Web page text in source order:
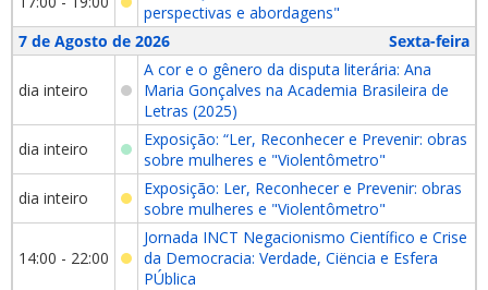
perspectivas e abordagens"
7 de Agosto de 2026
Sexta-feira
dia inteiro
A cor e o gênero da disputa literária: Ana
Maria Gonçalves na Academia Brasileira de
Letras (2025)
dia inteiro
Exposição: “Ler, Reconhecer e Prevenir: obras
sobre mulheres e "Violentômetro"
dia inteiro
Exposição: Ler, Reconhecer e Prevenir: obras
sobre mulheres e "Violentômetro"
14:00 - 22:00
Jornada INCT Negacionismo Científico e Crise
da Democracia: Verdade, Ciëncia e Esfera
PÚblica